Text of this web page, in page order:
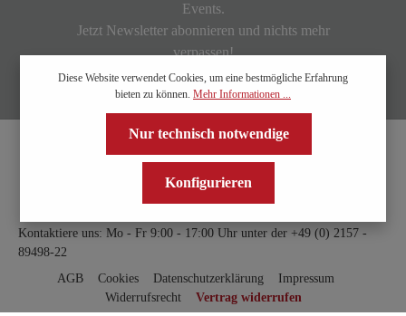
Events.
Jetzt Newsletter abonnieren und nichts mehr
verpassen!
Kontaktiere uns: Mo - Fr 9:00 - 17:00 Uhr unter der +49 (0) 2157 -
89498-22
AGB
Cookies Datenschutzerklärung
Impressum
Widerrufsrecht
Vertrag widerrufen
Diese Website verwendet Cookies, um eine bestmögliche Erfahrung
bieten zu können. Mehr Informationen ...
Nur technisch notwendige
Konfigurieren